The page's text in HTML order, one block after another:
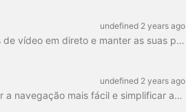
undefined 2 years ago
Com o Wave.video, é fácil planear antecipadamente os seus futuros eventos de vídeo em direto e manter as suas próximas transmissões organizadas. Eis como pode agendar uma...
undefined 2 years ago
O Wave.video preocupa-se com uma interface de fácil utilização. Para tornar a navegação mais fácil e simplificar as acções de rotina, considere a utilização de teclas de atalho. Pode sempre...